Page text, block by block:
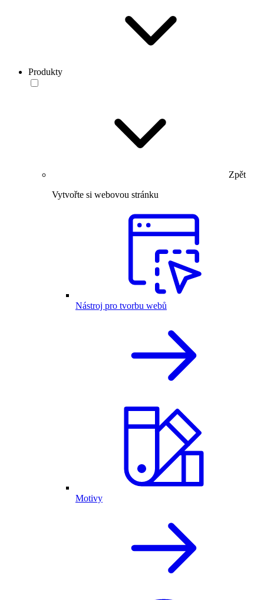
Produkty
Zpět
Vytvořte si webovou stránku
Nástroj pro tvorbu webů
Motivy